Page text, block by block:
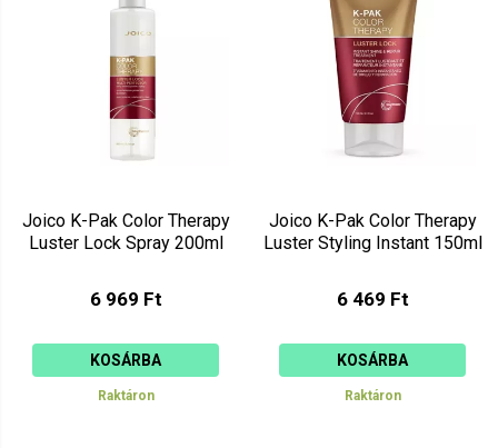
Joico K-Pak Color Therapy
Luster Lock Spray 200ml
6 969 Ft
KOSÁRBA
Raktáron
Joico K-Pak Color Therapy
Luster Styling Instant 150ml
6 469 Ft
KOSÁRBA
Raktáron